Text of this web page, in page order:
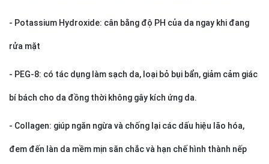
- Potassium Hydroxide: cân bằng độ PH của da ngay khi đang
rửa mặt
- PEG-8: có tác dụng làm sạch da, loại bỏ bụi bẩn, giảm cảm giác
bí bách cho da đồng thời không gây kích ứng da.
- Collagen: giúp ngăn ngừa và chống lại các dấu hiệu lão hóa,
đem đến làn da mềm mịn săn chắc và hạn chế hình thành nếp